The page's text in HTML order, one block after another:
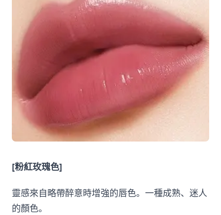
[粉紅玫瑰色]
靈感來自略帶醉意時增強的唇色。一種成熟、迷人
的顏色。